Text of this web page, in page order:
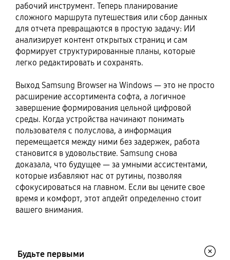
рабочий инструмент. Теперь планирование
сложного маршрута путешествия или сбор данных
для отчета превращаются в простую задачу: ИИ
анализирует контент открытых страниц и сам
формирует структурированные планы, которые
легко редактировать и сохранять.
Выход Samsung Browser на Windows — это не просто
расширение ассортимента софта, а логичное
завершение формирования цельной цифровой
среды. Когда устройства начинают понимать
пользователя с полуслова, а информация
перемещается между ними без задержек, работа
становится в удовольствие. Samsung снова
доказала, что будущее — за умными ассистентами,
которые избавляют нас от рутины, позволяя
сфокусироваться на главном. Если вы цените свое
время и комфорт, этот апдейт определенно стоит
вашего внимания.
Будьте первыми